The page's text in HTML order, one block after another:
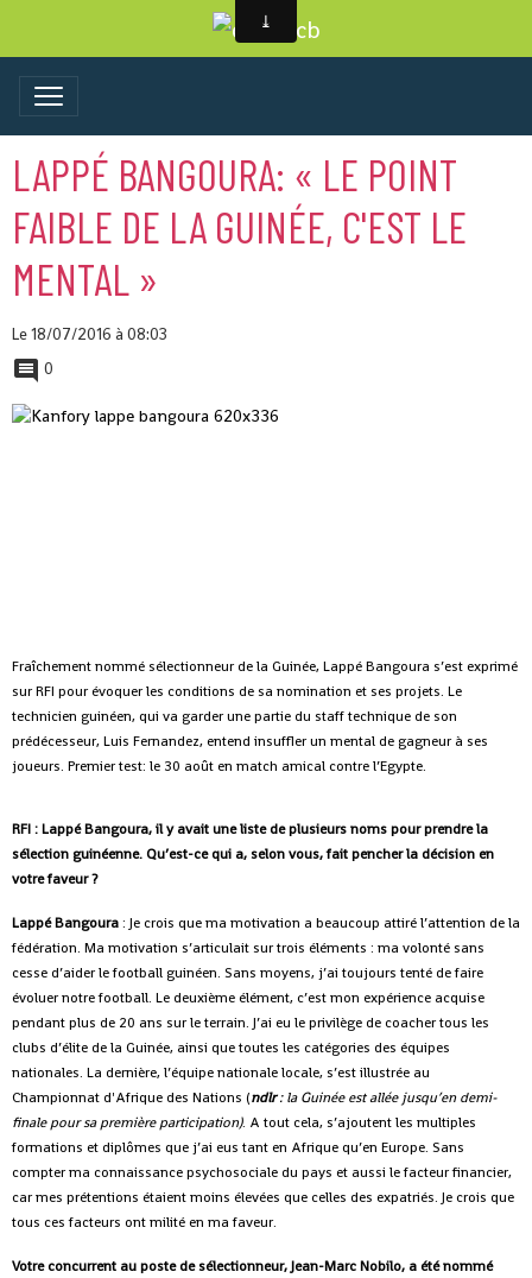
LAPPÉ BANGOURA: « LE POINT
FAIBLE DE LA GUINÉE, C'EST LE
MENTAL »
Le 18/07/2016 à 08:03
0
Fraîchement nommé sélectionneur de la Guinée, Lappé Bangoura s’est exprimé
sur RFI pour évoquer les conditions de sa nomination et ses projets. Le
technicien guinéen, qui va garder une partie du staff technique de son
prédécesseur, Luis Fernandez, entend insuffler un mental de gagneur à ses
joueurs. Premier test: le 30 août en match amical contre l’Egypte.
RFI : Lappé Bangoura, il y avait une liste de plusieurs noms pour prendre la
sélection guinéenne. Qu’est-ce qui a, selon vous, fait pencher la décision en
votre faveur ?
Lappé Bangoura: Je crois que ma motivation a beaucoup attiré l’attention de la
fédération. Ma motivation s’articulait sur trois éléments : ma volonté sans
cesse d’aider le football guinéen. Sans moyens, j’ai toujours tenté de faire
évoluer notre football. Le deuxième élément, c’est mon expérience acquise
pendant plus de 20 ans sur le terrain. J’ai eu le privilège de coacher tous les
clubs d’élite de la Guinée, ainsi que toutes les catégories des équipes
nationales. La dernière, l’équipe nationale locale, s’est illustrée au
Championnat d'Afrique des Nations (ndlr: la Guinée est allée jusqu’en demi-
finale pour sa première participation). A tout cela, s’ajoutent les multiples
formations et diplômes que j’ai eus tant en Afrique qu’en Europe. Sans
compter ma connaissance psychosociale du pays et aussi le facteur financier,
car mes prétentions étaient moins élevées que celles des expatriés. Je crois que
tous ces facteurs ont milité en ma faveur.
Votre concurrent au poste de sélectionneur, Jean-Marc Nobilo, a été nommé